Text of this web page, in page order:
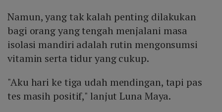
Namun, yang tak kalah penting dilakukan
bagi orang yang tengah menjalani masa
isolasi mandiri adalah rutin mengonsumsi
vitamin serta tidur yang cukup.
"Aku hari ke tiga udah mendingan, tapi pas
tes masih positif," lanjut Luna Maya.